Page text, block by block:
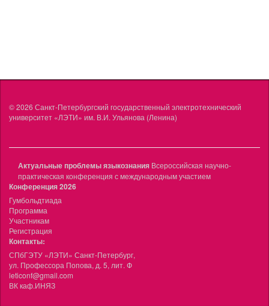
© 2026 Санкт-Петербургский государственный электротехнический
университет «ЛЭТИ» им. В.И. Ульянова (Ленина)
Актуальные проблемы языкознания Всероссийская научно-
практическая конференция с международным участием
Конференция 2026
Гумбольдтиада
Программа
Участникам
Регистрация
Контакты:
СПбГЭТУ «ЛЭТИ» Санкт-Петербург,
ул. Профессора Попова, д. 5, лит. Ф
leticonf@gmail.com
ВК каф.ИНЯЗ